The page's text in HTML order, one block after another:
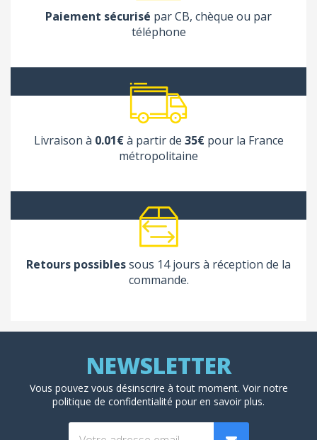
Paiement sécurisé par CB, chèque ou par
téléphone
Livraison à 0.01€à partir de 35€pour la France
métropolitaine
Retours possiblessous 14 jours à réception de la
commande.
Vous pouvez vous désinscrire à tout moment. Voir notre
politique de confidentialité pour en savoir plus.